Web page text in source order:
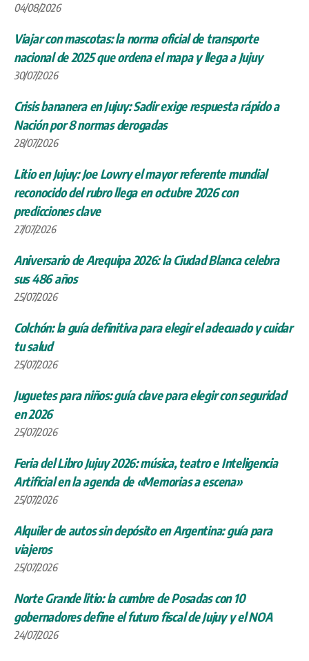
04/08/2026
Viajar con mascotas: la norma oficial de transporte
nacional de 2025 que ordena el mapa y llega a Jujuy
30/07/2026
Crisis bananera en Jujuy: Sadir exige respuesta rápido a
Nación por 8 normas derogadas
28/07/2026
Litio en Jujuy: Joe Lowry el mayor referente mundial
reconocido del rubro llega en octubre 2026 con
predicciones clave
27/07/2026
Aniversario de Arequipa 2026: la Ciudad Blanca celebra
sus 486 años
25/07/2026
Colchón: la guía definitiva para elegir el adecuado y cuidar
tu salud
25/07/2026
Juguetes para niños: guía clave para elegir con seguridad
en 2026
25/07/2026
Feria del Libro Jujuy 2026: música, teatro e Inteligencia
Artificial en la agenda de «Memorias a escena»
25/07/2026
Alquiler de autos sin depósito en Argentina: guía para
viajeros
25/07/2026
Norte Grande litio: la cumbre de Posadas con 10
gobernadores define el futuro fiscal de Jujuy y el NOA
24/07/2026